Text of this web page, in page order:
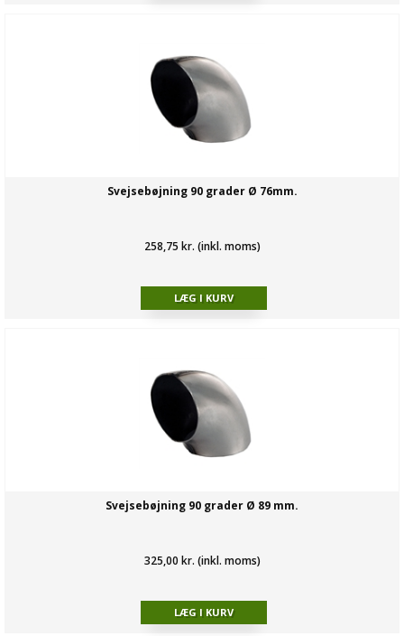
Svejsebøjning 90 grader Ø 76mm.
258,75 kr. (inkl. moms)
Svejsebøjning 90 grader Ø 89 mm.
325,00 kr. (inkl. moms)